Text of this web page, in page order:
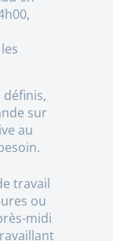
sur
au
travail
ou
midi